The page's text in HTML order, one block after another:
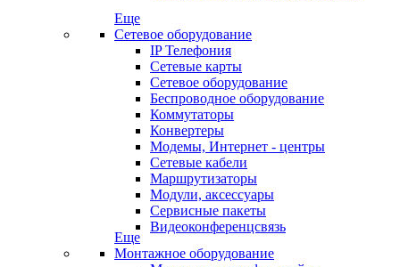
Еще
Сетевое оборудование
IP Телефония
Сетевые карты
Сетевое оборудование
Беспроводное оборудование
Коммутаторы
Конвертеры
Модемы, Интернет - центры
Сетевые кабели
Маршрутизаторы
Модули, аксессуары
Сервисные пакеты
Видеоконференцсвязь
Еще
Монтажное оборудование